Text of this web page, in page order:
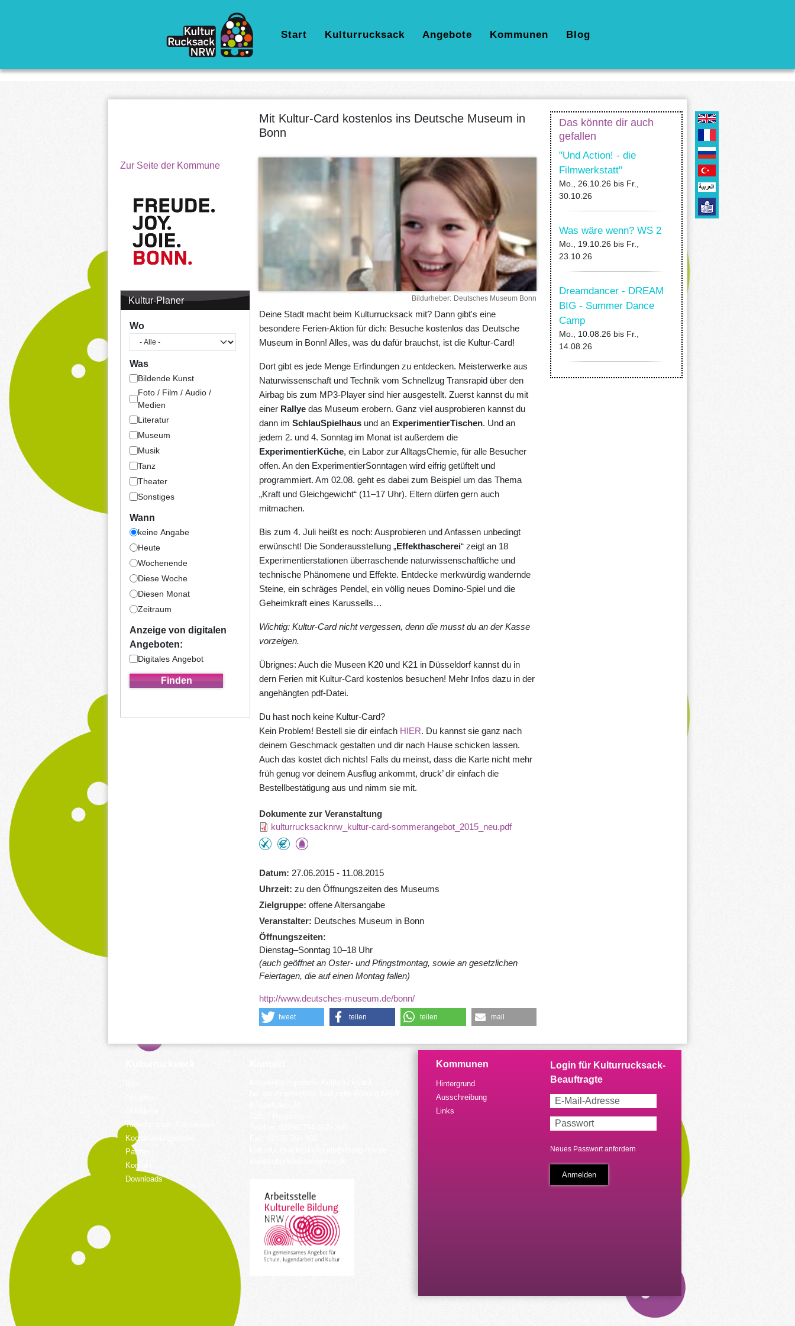
Hauptnavigation
Start Kulturrucksack Angebote Kommunen Blog
Zur Seite der Kommune
Kultur-Planer
Wo
Was
Bildende Kunst
Foto / Film / Audio /
Medien
Literatur
Museum
Musik
Tanz
Theater
Sonstiges
Wann
keine Angabe
Heute
Wochenende
Diese Woche
Diesen Monat
Zeitraum
Anzeige von digitalen
Angeboten:
Digitales Angebot
Mit Kultur-Card kostenlos ins Deutsche Museum in
Bonn
Bildurheber Deutsches Museum Bonn
Deine Stadt macht beim Kulturrucksack mit? Dann gibt's eine
besondere Ferien-Aktion für dich: Besuche kostenlos das Deutsche
Museum in Bonn! Alles, was du dafür brauchst, ist die Kultur-Card!
Dort gibt es jede Menge Erfindungen zu entdecken. Meisterwerke aus
Naturwissenschaft und Technik vom Schnellzug Transrapid über den
Airbag bis zum MP3-Player sind hier ausgestellt. Zuerst kannst du mit
einer Rallyedas Museum erobern. Ganz viel ausprobieren kannst du
dann im SchlauSpielhausund an ExperimentierTischen. Und an
jedem 2. und 4. Sonntag im Monat ist außerdem die
ExperimentierKüche, ein Labor zur AlltagsChemie, für alle Besucher
offen. An den ExperimentierSonntagen wird eifrig getüftelt und
programmiert. Am 02.08. geht es dabei zum Beispiel um das Thema
„Kraft und Gleichgewicht“ (11–17 Uhr). Eltern dürfen gern auch
mitmachen.
Bis zum 4. Juli heißt es noch: Ausprobieren und Anfassen unbedingt
erwünscht! Die Sonderausstellung „Effekthascherei“ zeigt an 18
Experimentierstationen überraschende naturwissenschaftliche und
technische Phänomene und Effekte. Entdecke merkwürdig wandernde
Steine, ein schräges Pendel, ein völlig neues Domino-Spiel und die
Geheimkraft eines Karussells…
Wichtig: Kultur-Card nicht vergessen, denn die musst du an der Kasse
vorzeigen.
Übrignes: Auch die Museen K20 und K21 in Düsseldorf kannst du in
dern Ferien mit Kultur-Card kostenlos besuchen! Mehr Infos dazu in der
angehängten pdf-Datei.
Du hast noch keine Kultur-Card?
Kein Problem! Bestell sie dir einfach HIER. Du kannst sie ganz nach
deinem Geschmack gestalten und dir nach Hause schicken lassen.
Auch das kostet dich nichts! Falls du meinst, dass die Karte nicht mehr
früh genug vor deinem Ausflug ankommt, druck’ dir einfach die
Bestellbestätigung aus und nimm sie mit.
Dokumente zur Veranstaltung
kulturrucksacknrw_kultur-card-sommerangebot_2015_neu.pdf
Datum
27.06.2015 - 11.08.2015
Uhrzeit zu den Öffnungszeiten des Museums
Zielgruppe offene Altersangabe
Veranstalter
Deutsches Museum in Bonn
Öffnungszeiten
Dienstag–Sonntag 10–18 Uhr
(auch geöffnet an Oster- und Pfingstmontag, sowie an gesetzlichen
Feiertagen, die auf einen Montag fallen)
http://www.deutsches-museum.de/bonn/
tweet teilen teilen mail
Das könnte dir auch
gefallen
"Und Action! - die
Filmwerkstatt"
Mo., 26.10.26 bis Fr.,
30.10.26
Was wäre wenn? WS 2
Mo., 19.10.26 bis Fr.,
23.10.26
Dreamdancer - DREAM
BIG - Summer Dance
Camp
Mo., 10.08.26 bis Fr.,
14.08.26
Teilnehmende Kommunen
Koordinierungsstelle
Partner
Kontakt
Downloads
Kommunen
Hintergrund
Ausschreibung
Links
Neues Passwort anfordern